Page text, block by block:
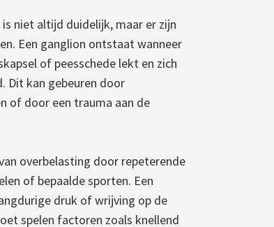
niet altijd duidelijk, maar er zijn
Een ganglion ontstaat wanneer
of peesschede lekt en zich
Dit kan gebeuren door
of door een trauma aan de
overbelasting door repeterende
of bepaalde sporten. Een
druk of wrijving op de
spelen factoren zoals knellend